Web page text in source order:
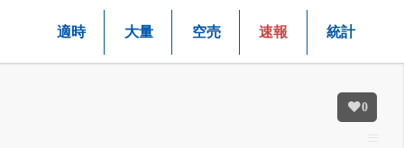
適時 大量 空売 速報 統計
0